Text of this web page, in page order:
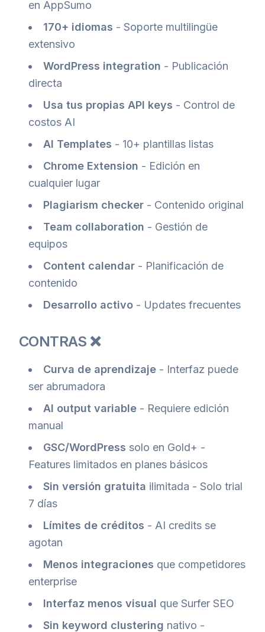
en AppSumo
170+ idiomas - Soporte multilingüe
extensivo
WordPress integration - Publicación
directa
Usa tus propias API keys - Control de
costos AI
AI Templates - 10+ plantillas listas
Chrome Extension - Edición en
cualquier lugar
Plagiarism checker - Contenido original
Team collaboration - Gestión de
equipos
Content calendar - Planificación de
contenido
Desarrollo activo - Updates frecuentes
CONTRAS ❌
Curva de aprendizaje - Interfaz puede
ser abrumadora
AI output variable - Requiere edición
manual
GSC/WordPress solo en Gold+ -
Features limitados en planes básicos
Sin versión gratuita ilimitada - Solo trial
7 días
Límites de créditos - AI credits se
agotan
Menos integraciones que competidores
enterprise
Interfaz menos visual que Surfer SEO
Sin keyword clustering nativo -